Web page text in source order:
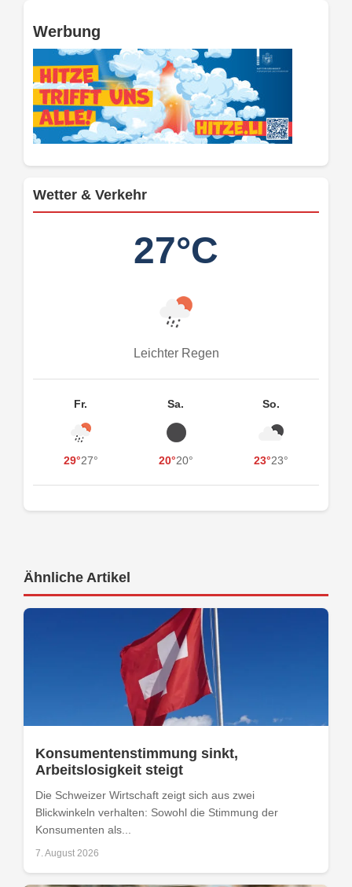
Werbung
Wetter & Verkehr
27°C
Leichter Regen
Fr.
29°27°
Sa.
20°20°
So.
23°23°
Ähnliche Artikel
Konsumentenstimmung sinkt,
Arbeitslosigkeit steigt
Die Schweizer Wirtschaft zeigt sich aus zwei
Blickwinkeln verhalten: Sowohl die Stimmung der
Konsumenten als...
7. August 2026